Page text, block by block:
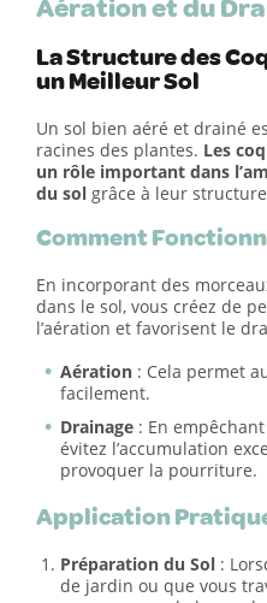
Aération et du
La Structure des
un Meilleur Sol
Un sol bien aéré et drainé
racines des plantes. Les
un rôle important dans
du sol grâce à leur
Comment
En incorporant des
dans le sol, vous créez de
l’aération et favorisent le
Aération : Cela permet
facilement.
Drainage : En
évitez l’accumulation
provoquer la pourriture.
Application
Préparation du Sol :
de jardin ou que vous